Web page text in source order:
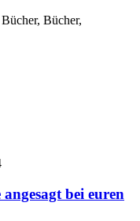
Bücher,
bei euren